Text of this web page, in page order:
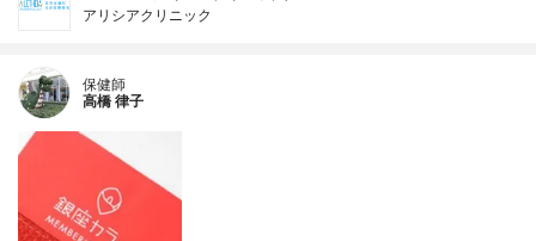
アリシアクリニック
保健師
高橋 律子